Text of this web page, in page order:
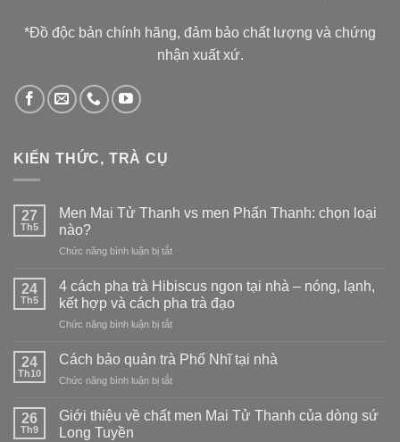
*Đồ độc bản chính hãng, đảm bảo chất lượng và chứng
nhận xuất xứ.
KIẾN THỨC, TRÀ CỤ
27
Th5
Men Mai Tử Thanh vs men Phấn Thanh: chọn loại
nào?
Chức năng bình luận bị tắtở
Mai
Tử
Thanh
vs
Phấn
chọn
nào?
24
Th5
4 cách pha trà Hibiscus ngon tại nhà – nóng, lạnh,
kết hợp và cách pha trà đạo
Chức năng bình luận bị tắtở
cách
trà
ngon
24
Th10
Cách bảo quản trà Phổ Nhĩ tại nhà
Chức năng bình luận bị tắtở
26
Th9
Giới thiệu về chất men Mai Tử Thanh của dòng sứ
Long Tuyền